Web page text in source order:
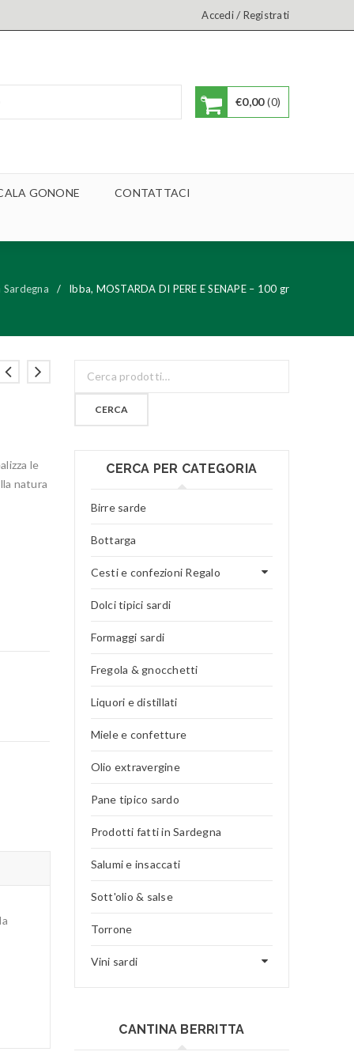
Accedi/ Registrati
€0,00 0
GONONE CONTATTACI
/ Ibba, MOSTARDA DI PERE E SENAPE – 100 gr
le
natura
CERCA
CERCA PER CATEGORIA
Birre sarde
Bottarga
Cesti e confezioni Regalo
Dolci tipici sardi
Formaggi sardi
Fregola & gnocchetti
Liquori e distillati
Miele e confetture
Olio extravergine
Pane tipico sardo
Prodotti fatti in Sardegna
Salumi e insaccati
Sott'olio & salse
Torrone
Vini sardi
CANTINA BERRITTA